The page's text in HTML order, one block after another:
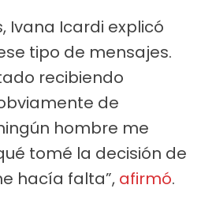
Ivana Icardi explicó
tipo de mensajes.
recibiendo
de
hombre me
tomé la decisión de
hacía falta”, afirmó.